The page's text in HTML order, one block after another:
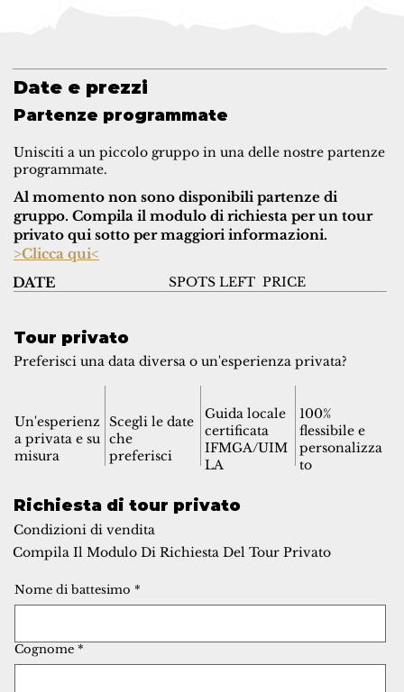
Date e prezzi
Partenze programmate
Unisciti a un piccolo gruppo in una delle nostre partenze
programmate.
Al momento non sono disponibili partenze di
gruppo. Compila il modulo di richiesta per un tour
privato qui sotto per maggiori informazioni.
>Clicca qui<
DATE
SPOTS LEFT PRICE
Tour privato
Preferisci una data diversa o un'esperienza privata?
Un'esperienz
a privata e su
misura
Scegli le date
che
preferisci
Guida locale
certificata
IFMGA/UIM
LA
100%
flessibile e
personalizza
to
Richiesta di tour privato
Condizioni di vendita
Compila Il Modulo Di Richiesta Del Tour Privato
Nome di battesimo *
Cognome *